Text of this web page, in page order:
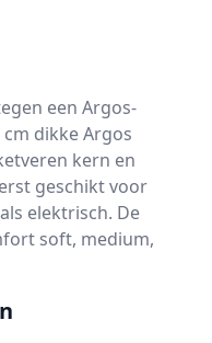
een Argos-
cm dikke Argos
kern en
geschikt voor
elektrisch. De
soft, medium,